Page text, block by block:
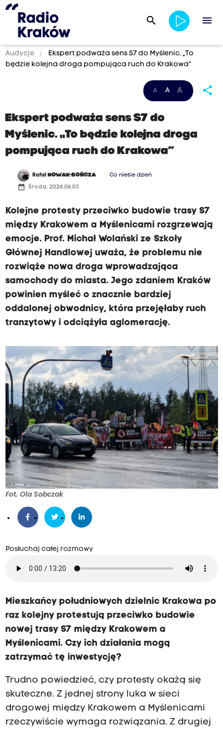
search menu
Audycje
Ekspert podważa sens S7 do Myślenic. „To
będzie kolejna droga pompująca ruch do Krakowa”
A A A share
Ekspert podważa sens S7 do
Myślenic. „To będzie kolejna droga
pompująca ruch do Krakowa”
Rafał NOWAK-BOŃCZA Co niesie dzień
date_range Środa, 2026.06.03
Kolejne protesty przeciwko budowie trasy S7
między Krakowem a Myślenicami rozgrzewają
emocje. Prof. Michał Wolański ze Szkoły
Głównej Handlowej uważa, że problemu nie
rozwiąże nowa droga wprowadzająca
samochody do miasta. Jego zdaniem Kraków
powinien myśleć o znacznie bardziej
oddalonej obwodnicy, która przejęłaby ruch
tranzytowy i odciążyła aglomerację.
Fot. Ola Sobczak
Posłuchaj całej rozmowy
Mieszkańcy południowych dzielnic Krakowa po
raz kolejny protestują przeciwko budowie
nowej trasy S7 między Krakowem a
Myślenicami. Czy ich działania mogą
zatrzymać tę inwestycję?
Trudno powiedzieć, czy protesty okażą się
skuteczne. Z jednej strony luka w sieci
drogowej między Krakowem a Myślenicami
rzeczywiście wymaga rozwiązania. Z drugiej